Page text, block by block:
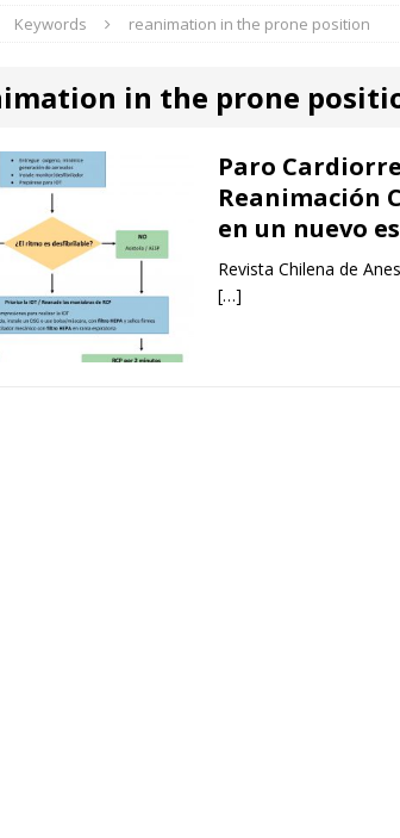
Keywords reanimation in the prone position
in the prone
Paro
Reanimación
en un nuevo
Revista Chilena de
[…]